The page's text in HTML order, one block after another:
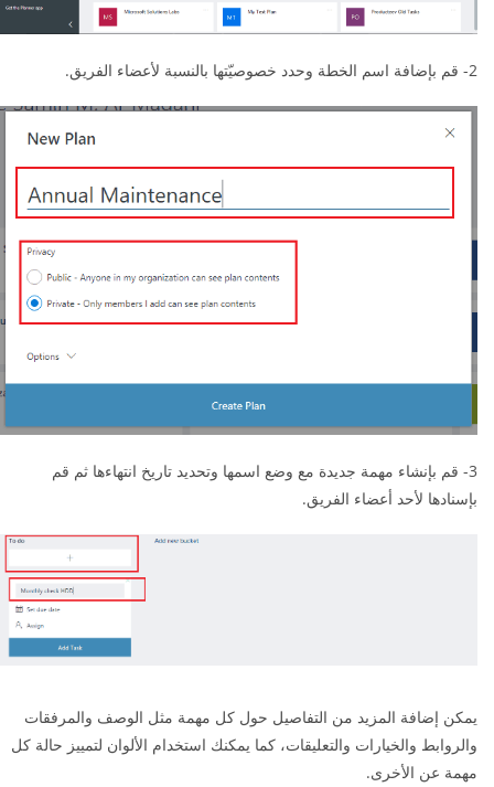
2- قم بإضافة اسم الخطة وحدد خصوصيّتها بالنسبة لأعضاء الفريق.
3- قم بإنشاء مهمة جديدة مع وضع اسمها وتحديد تاريخ انتهاءها ثم قم
بإسنادها لأحد أعضاء الفريق.
يمكن إضافة المزيد من التفاصيل حول كل مهمة مثل الوصف والمرفقات
والروابط والخيارات والتعليقات، كما يمكنك استخدام الألوان لتمييز حالة كل
مهمة عن الأخرى.